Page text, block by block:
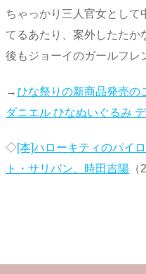
ちゃっかり三人官女として
てるあたり、案外したた
後もジョーイのガールフレ
→ひな祭りの新商品発売の
ダニエル ひなぬいぐるみ デ
◇[本]ハローキティのパイ
ト・サリバン、時田吉陽